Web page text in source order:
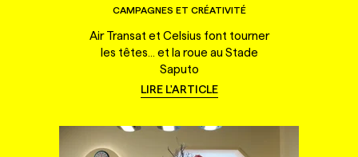
CAMPAGNES ET CRÉATIVITÉ
Air Transat et Celsius font tourner
les têtes... et la roue au Stade
Saputo
LIRE L'ARTICLE